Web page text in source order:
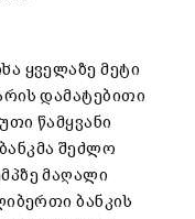
ყველაზე მეტი
დამატებითი
წამყვანი
შეძლო
მაღალი
ბანკის